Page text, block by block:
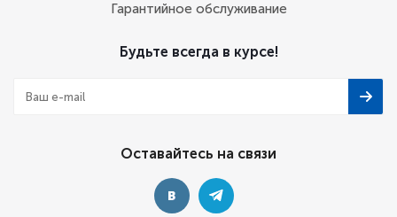
Гарантийное обслуживание
Будьте всегда в курсе!
Оставайтесь на связи